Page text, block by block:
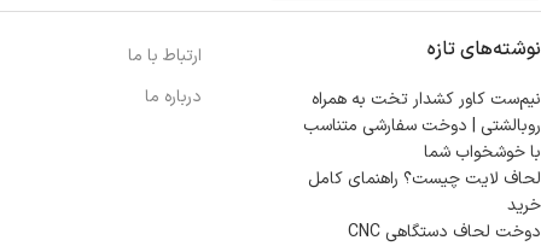
نوشته‌های تازه
نیم‌ست کاور کشدار تخت به همراه
روبالشتی | دوخت سفارشی متناسب
با خوشخواب شما
لحاف لایت چیست؟ راهنمای کامل
خرید
دوخت لحاف دستگاهی CNC
ارتباط با ما
درباره ما